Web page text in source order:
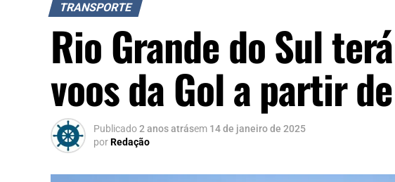
TRANSPORTE
Rio Grande do Sul
voos da Gol a partir
Publicado2 anos atrásem 14 de janeiro de 2025
porRedação